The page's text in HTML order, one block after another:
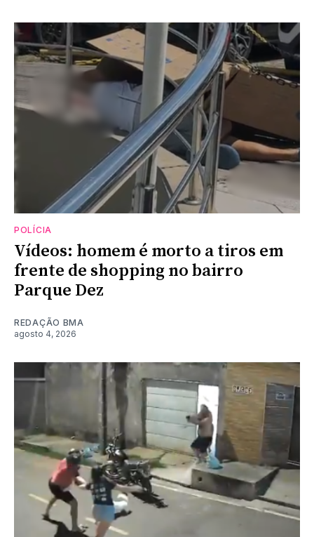
POLÍCIA
Vídeos: homem é morto a tiros em
frente de shopping no bairro
Parque Dez
REDAÇÃO BMA
agosto 4, 2026